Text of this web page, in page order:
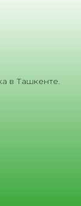
в Ташкенте.